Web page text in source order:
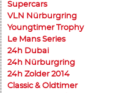
Supercars
VLN Nürburgring
Youngtimer Trophy
Le Mans Series
24h Dubai
24h Nürburgring
24h Zolder 2014
Classic & Oldtimer